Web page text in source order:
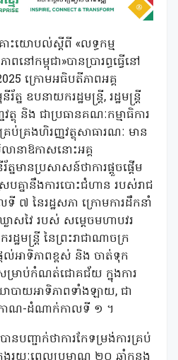
ះយោបល់ស្តីពី «លទ្ធកម្ម
ៅកម្ពុជា»បានប្រារព្ធធ្វើនៅ
ក្រោមអធិបតីភាពអគ្គ
ន ឧបនាយករដ្ឋមន្ត្រី, រដ្ឋមន្ត្រី
ថុ និង ជាប្រធានគណៈកម្មាធិការ
រប់គ្រងហិរញ្ញវត្ថុសាធារណៈ មាន
ានាឱកាសនោះអគ្គ
នមានប្រសាសន៍ថាការផ្តួចផ្តើម
បគ្នានឹងការបោះជំហាន របស់រាជ
ទី ៧ នៃរដ្ឋសភា ក្រោមការដឹកនាំ
ាសវៃ របស់ សម្តេចមហាបវរ
មន្ត្រី នៃព្រះរាជាណាចក្រ
តល់អាទិភាពខ្ពស់ និង ចាត់ទុក
សម្រាប់កំណត់ជោគជ័យ ក្នុងការ
បាយអាទិភាពទាំងឡាយ, ជា
ោណ-ដំណាក់កាលទី ១ ។
ានបញ្ជាក់ថាការកែទម្រង់ការគ្រប់